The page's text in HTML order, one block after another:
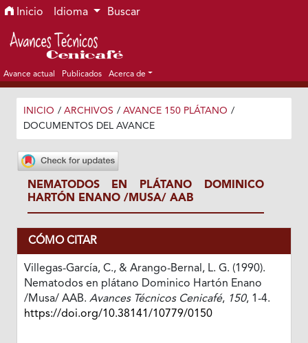
Ir al menú de navegación principal
Ir al contenido principal
Ir al pie de página del sitio
Inicio Idioma Buscar
Avance actual Publicados Acerca de
INICIO / ARCHIVOS / AVANCE 150 PLÁTANO /
DOCUMENTOS DEL AVANCE
NEMATODOS EN PLÁTANO DOMINICO
HARTÓN ENANO /MUSA/ AAB
CÓMO CITAR
Villegas-García, C., & Arango-Bernal, L. G. (1990).
Nematodos en plátano Dominico Hartón Enano
/Musa/ AAB. Avances Técnicos Cenicafé, 150, 1-4.
https://doi.org/10.38141/10779/0150